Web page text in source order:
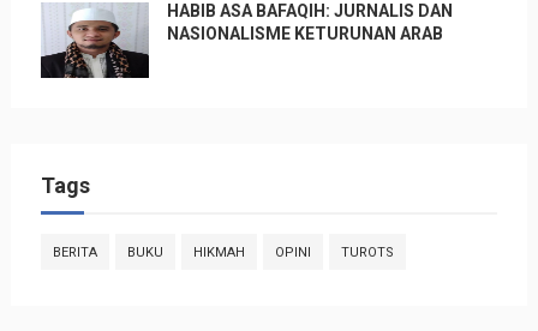
HABIB ASA BAFAQIH: JURNALIS DAN
NASIONALISME KETURUNAN ARAB
Tags
BERITA BUKU HIKMAH OPINI TUROTS